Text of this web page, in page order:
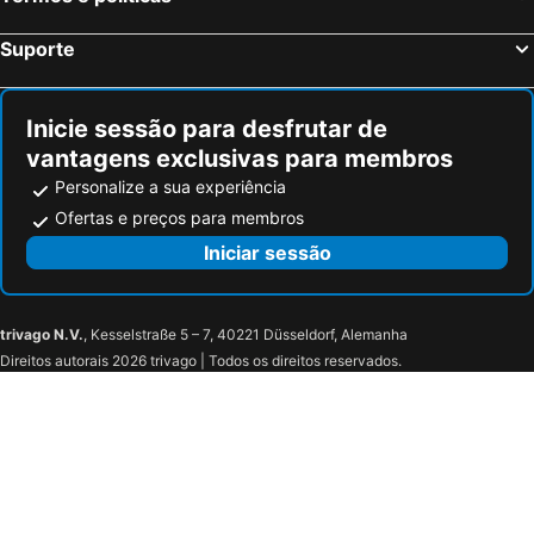
Suporte
Inicie sessão para desfrutar de
vantagens exclusivas para membros
Personalize a sua experiência
Ofertas e preços para membros
Iniciar sessão
trivago N.V., Kesselstraße 5 – 7, 40221 Düsseldorf, Alemanha
Direitos autorais 2026 trivago | Todos os direitos reservados.